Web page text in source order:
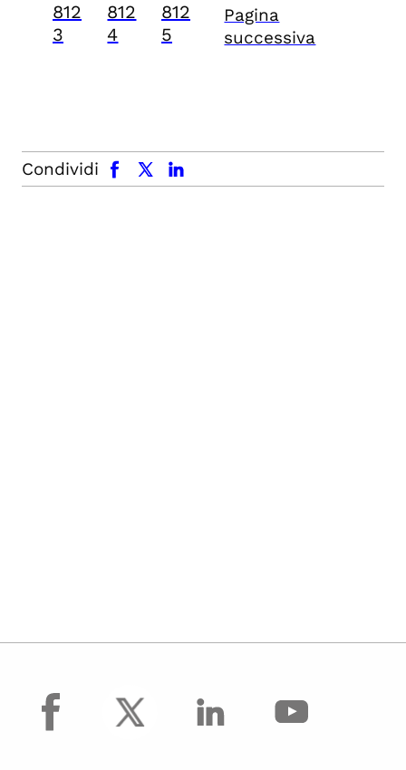
812
3
812
4
812
5
Pagina
successiva
Condividi
facebook x.com linkedin
facebook